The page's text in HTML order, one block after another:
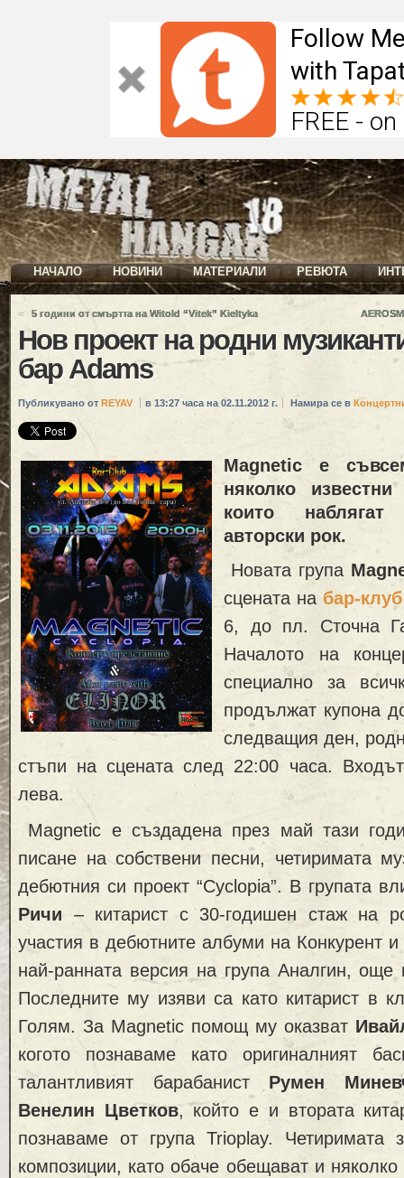
Follow
with
FREE -
НАЧАЛО НОВИНИ МАТЕРИАЛИ РЕВЮТА
« 5 години от смъртта на Witold “Vitek” Kieltyka
Нов проект на родни
бар Adams
Публикувано от REYAV в 13:27 часа на 02.11.2012 г. Намира се в
Magnetic е
няколко
които
авторски рок.
Новата група
сцената на бар-
6, до пл. Сточна
Началото на
специално за
продължат купона
следващия ден,
стъпи на сцената след 22:00 часа.
лева.
Magnetic е създадена през май тази
писане на собствени песни, четиримата
дебютния си проект “Cyclopia”. В групата
Ричи – китарист с 30-годишен стаж на
участия в дебютните албуми на Конкурент
най-ранната версия на група Аналгин, още
Последните му изяви са като китарист в
Голям. За Magnetic помощ му оказват
когото познаваме като оригиналният
талантливият барабанист Румен
Венелин Цветков, който е и втората
познаваме от група Trioplay. Четиримата
композиции, като обаче обещават и няколко